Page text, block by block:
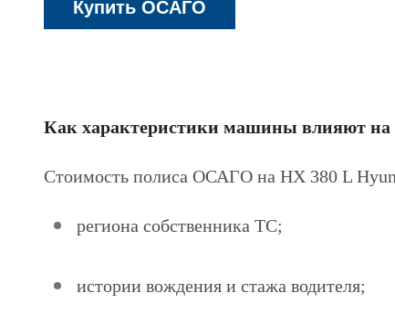
Как характеристики машины влияют
Стоимость полиса ОСАГО на HX 380 L
региона собственника ТС;
истории вождения и стажа водителя;